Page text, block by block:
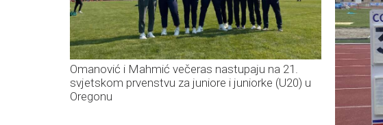
Omanović i Mahmić večeras nastupaju na 21.
svjetskom prvenstvu za juniore i juniorke (U20) u
Oregonu